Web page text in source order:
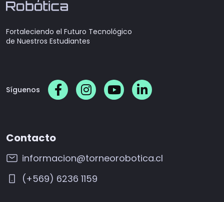
Fortaleciendo el Futuro Tecnológico
de Nuestros Estudiantes
Síguenos
Contacto
informacion@torneorobotica.cl
(+569) 6236 1159